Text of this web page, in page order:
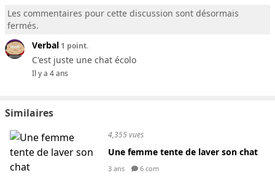
Les commentaires pour cette discussion sont désormais
fermés.
Verbal 1 point.
C'est juste une chat écolo
Il y a 4 ans
Similaires
4,355 vues
Une femme tente de laver son chat
3 ans 6 com